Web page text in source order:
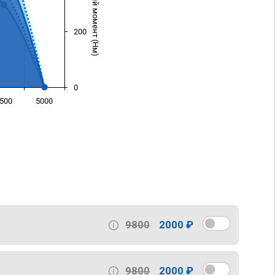
5000
0
200
9800 2000 ₽
9800 2000 ₽